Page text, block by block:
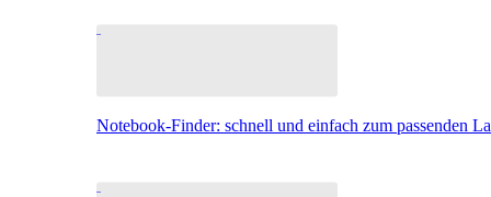
Notebook-Finder: schnell und einfach zum passenden